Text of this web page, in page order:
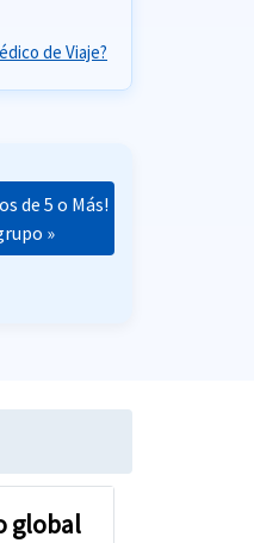
de Viaje?
de 5 o Más!
»
global